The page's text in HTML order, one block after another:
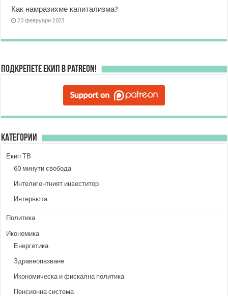
Как намразихме капитализма?
20 февруари 2023
Подкрепете ЕКИП в Patreon!
Категории
Екип ТВ
60 минути свобода
Интелигентният инвеститор
Интервюта
Политика
Икономика
Енергетика
Здравеопазване
Икономическа и фискална политика
Пенсионна система